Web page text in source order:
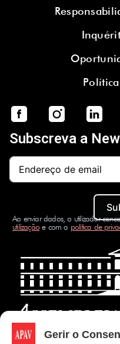
Gerir o
Subscreva a
Ao enviar dados, o utilizador
utilizaçãoe com a política de